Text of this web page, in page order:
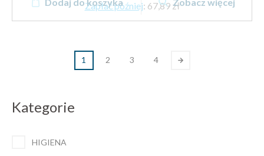
Kategorie
HIGIENA
Zapłać później: 67,89 zł
1 2 3 4